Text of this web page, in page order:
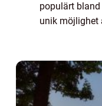
populärt bland
unik möjlighet
är en